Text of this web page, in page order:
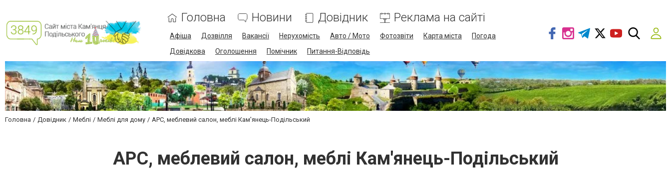
Головна Новини Довідник Реклама на сайті
Афіша Дозвілля Вакансії Нерухомість Авто / Мото Фотозвіти Карта міста
Погода
Довідкова
Оголошення Помічник Питання-Відповідь
Головна Довідник Меблі Меблі для дому АРС, меблевий салон, меблі Кам'янець-Подільський
АРС, меблевий салон, меблі Кам'янець-Подільський